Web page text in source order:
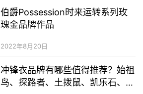
伯爵Possession时来运转系列玫
瑰金品牌作品
2022年8月20日
冲锋衣品牌有哪些值得推荐？始祖
鸟、探路者、土拨鼠、凯乐石、北